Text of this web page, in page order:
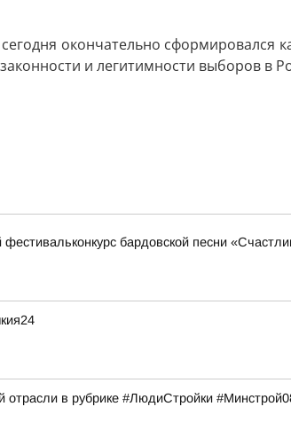
окончательно сформировался
и легитимности выборов в
бардовской песни
в рубрике #ЛюдиСтройки